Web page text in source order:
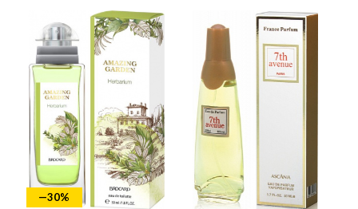
—30%